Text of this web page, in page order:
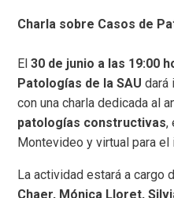
Charla sobre Casos de
El30 de junio a las 19:00
Patologías de la SAU dará
con una charla dedicada al
patologías constructivas,
Montevideo y virtual para el
La actividad estará a cargo
Chaer, Mónica Lloret,